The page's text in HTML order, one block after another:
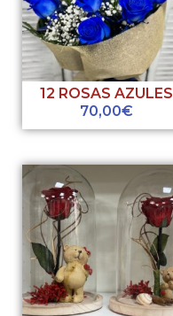
12 ROSAS AZULES
70,00€